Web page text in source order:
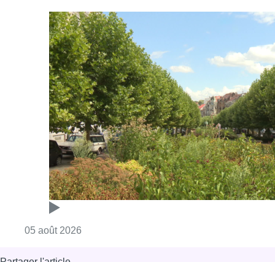
05 août 2026